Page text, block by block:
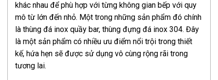
khác nhau để phù hợp với từng không gian bếp với quy
mô từ lớn đến nhỏ. Một trong những sản phẩm đó chính
là thùng đá inox quầy bar, thùng đựng đá inox 304. Đây
là một sản phẩm có nhiều ưu điểm nổi trội trong thiết
kế, hứa hẹn sẽ được sử dụng vô cùng rộng rãi trong
tương lai.